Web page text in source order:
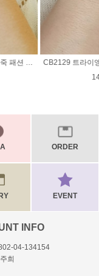
CB2128 메탈찡 H심플 소가죽 패션 팔찌
ORDER
EVENT
INFO
04-134154
희